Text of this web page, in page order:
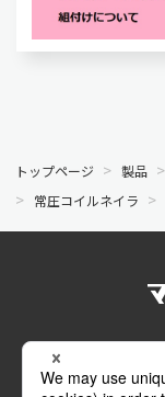
トップページ 製品
常圧コイルネイラ